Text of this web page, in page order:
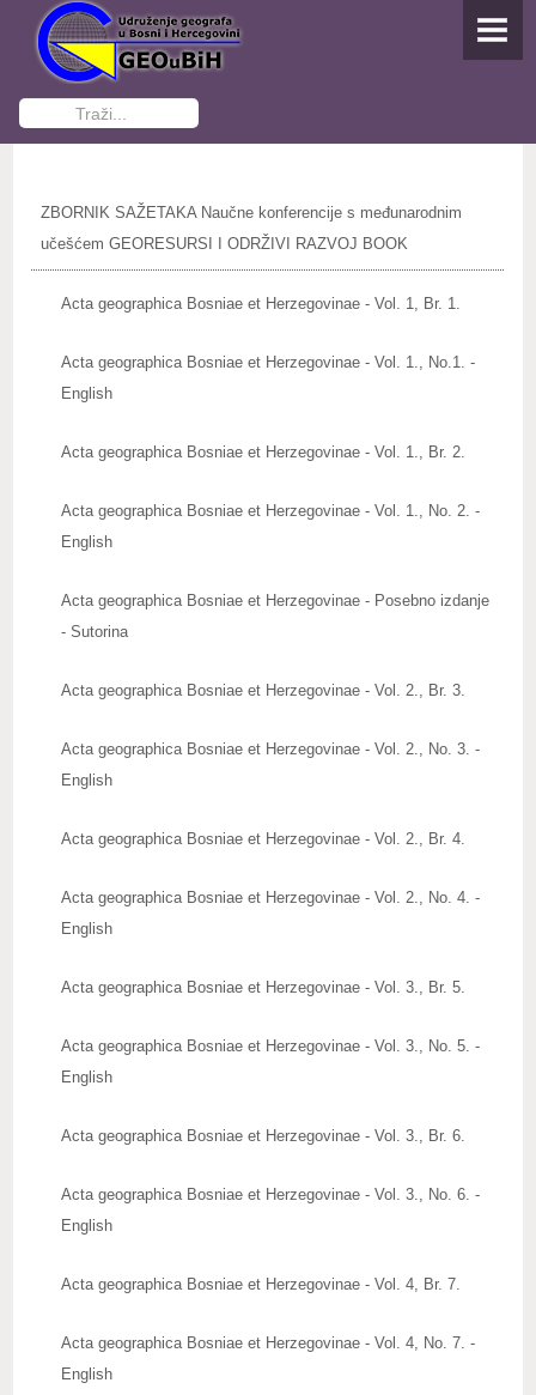
NASLOVNA
O UDRUŽENJU
Osnivanje
Funkcioneri GEOuBiH
AKTIVNOSTI
Studenti pišu
IZDAVAŠTVO
Upute autorima radova
Zbornici radova
ZNAČAJNI DATUMI
REAGOVANJA
ZBORNIK SAŽETAKA Naučne konferencije s međunarodnim
učešćem GEORESURSI I ODRŽIVI RAZVOJ BOOK
Acta geographica Bosniae et Herzegovinae - Vol. 1, Br. 1.
Acta geographica Bosniae et Herzegovinae - Vol. 1., No.1. -
English
Acta geographica Bosniae et Herzegovinae - Vol. 1., Br. 2.
Acta geographica Bosniae et Herzegovinae - Vol. 1., No. 2. -
English
Acta geographica Bosniae et Herzegovinae - Posebno izdanje
- Sutorina
Acta geographica Bosniae et Herzegovinae - Vol. 2., Br. 3.
Acta geographica Bosniae et Herzegovinae - Vol. 2., No. 3. -
English
Acta geographica Bosniae et Herzegovinae - Vol. 2., Br. 4.
Acta geographica Bosniae et Herzegovinae - Vol. 2., No. 4. -
English
Acta geographica Bosniae et Herzegovinae - Vol. 3., Br. 5.
Acta geographica Bosniae et Herzegovinae - Vol. 3., No. 5. -
English
Acta geographica Bosniae et Herzegovinae - Vol. 3., Br. 6.
Acta geographica Bosniae et Herzegovinae - Vol. 3., No. 6. -
English
Acta geographica Bosniae et Herzegovinae - Vol. 4, Br. 7.
Acta geographica Bosniae et Herzegovinae - Vol. 4, No. 7. -
English